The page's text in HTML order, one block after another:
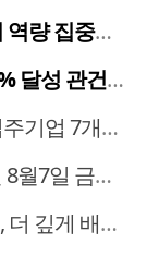
집중해야
'주민 수용성'
7개사 모집
7일 금요일
배우는 교육